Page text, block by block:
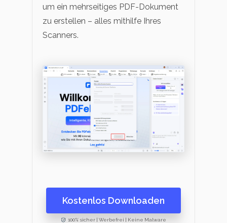
um ein mehrseitiges PDF-Dokument
zu erstellen – alles mithilfe Ihres
Scanners.
Kostenlos Downloaden
100% sicher | Werbefrei | Keine Malware